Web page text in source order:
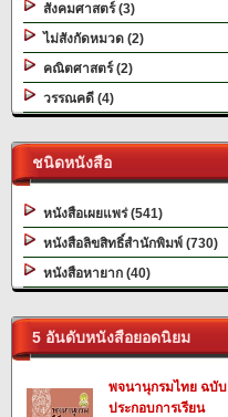
สังคมศาสตร์ (3)
ไม่สังกัดหมวด (2)
คณิตศาสตร์ (2)
วรรณคดี (4)
ชนิดหนังสือ
หนังสือเผยแพร่ (541)
หนังสือลิขสิทธิ์สำนักพิมพ์ (730)
หนังสือหายาก (40)
5 อันดับหนังสือยอดนิยม
พจนานุกรมไทย ฉบับ
ประกอบการเรียน